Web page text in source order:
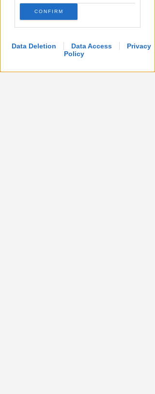
CONFIRM
Data Deletion Data Access
Privacy
Policy